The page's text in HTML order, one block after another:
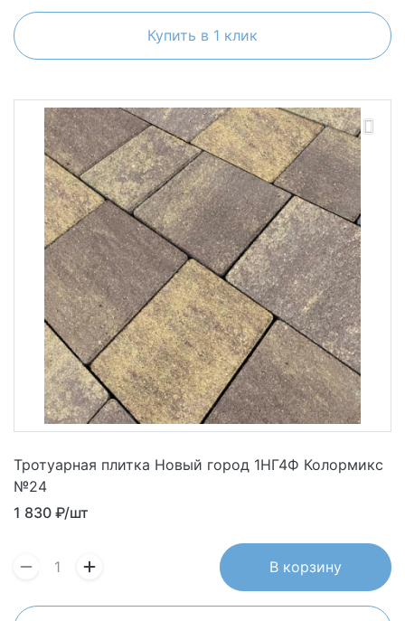
Купить в 1 клик
Тротуарная плитка Новый город 1НГ4Ф Колормикс
№24
1 830 ₽/шт
В корзину